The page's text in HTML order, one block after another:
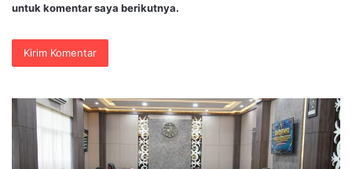
untuk komentar saya berikutnya.
Polda
Jatim